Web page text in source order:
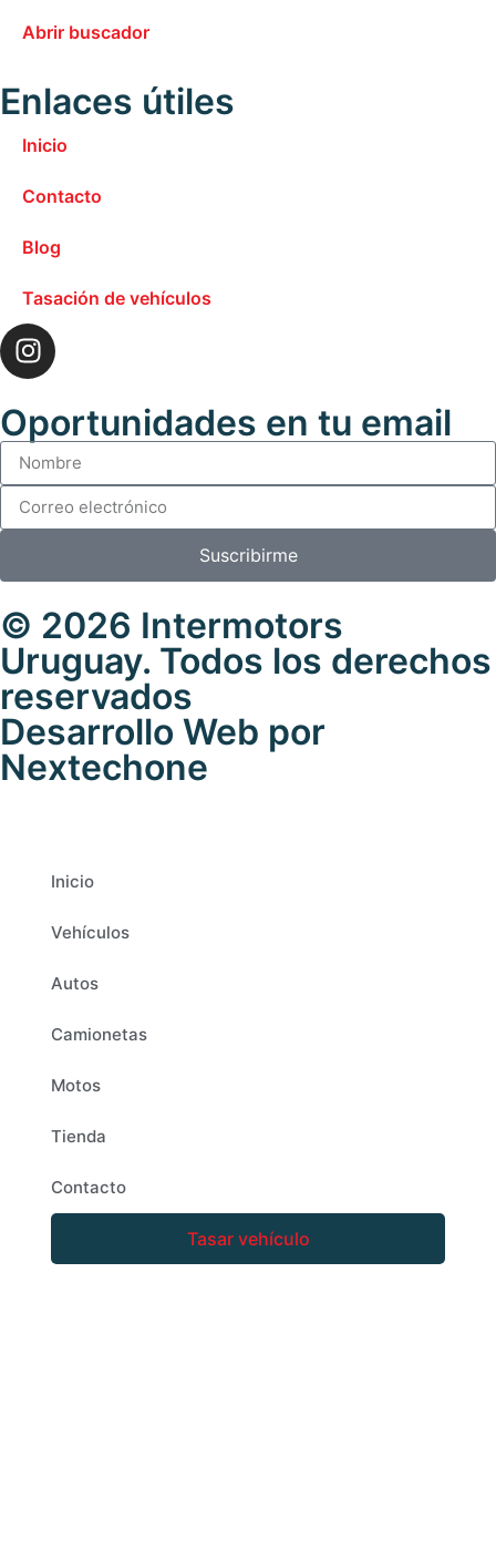
Abrir buscador
Enlaces útiles
Inicio
Contacto
Blog
Tasación de vehículos
Oportunidades en tu email
Suscribirme
© 2026 Intermotors
Uruguay. Todos los derechos
reservados
Desarrollo Web por
Nextechone
Inicio
Vehículos
Autos
Camionetas
Motos
Tienda
Contacto
Tasar vehículo